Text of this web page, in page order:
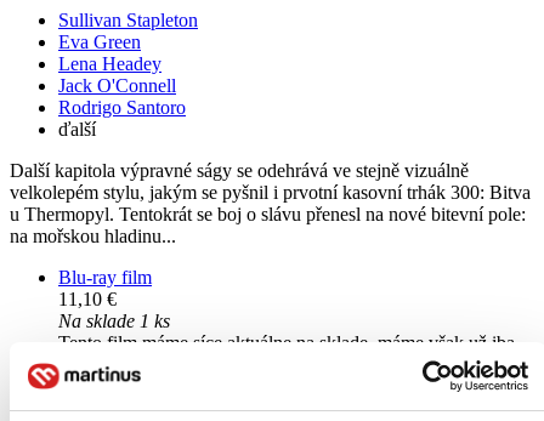
Sullivan Stapleton
Eva Green
Lena Headey
Jack O'Connell
Rodrigo Santoro
ďalší
Další kapitola výpravné ságy se odehrává ve stejně vizuálně
velkolepém stylu, jakým se pyšnil i prvotní kasovní trhák 300: Bitva
u Thermopyl. Tentokrát se boj o slávu přenesl na nové bitevní pole:
na mořskou hladinu...
Blu-ray film
11,10 €
Na sklade 1 ks
Tento film máme síce aktuálne na sklade, máme však už iba
posledné kusy. Ak ho chcete mať rýchlo, ponáhľajte sa!
Dodanie ďalších môže trvať dlhšie, zvyčajne do šiestich dní.
Pridať do zoznamu